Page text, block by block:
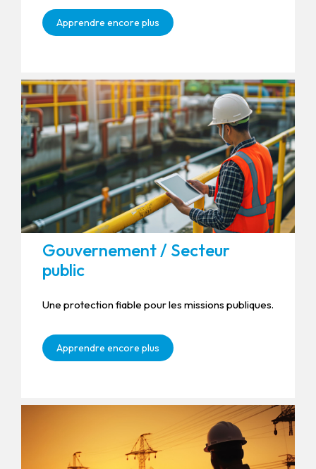
Apprendre encore plus
Gouvernement / Secteur
public
Une protection fiable pour les missions publiques.
Apprendre encore plus